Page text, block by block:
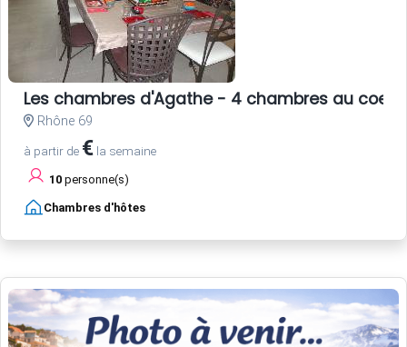
Les chambres d'Agathe - 4 chambres au
Rhône 69
à partir de € la semaine
10 personne(s)
Chambres d'hôtes